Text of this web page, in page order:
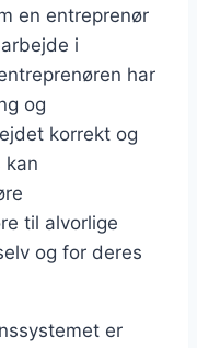
en entreprenør
i
har
og
korrekt og
kan
til alvorlige
og for deres
er